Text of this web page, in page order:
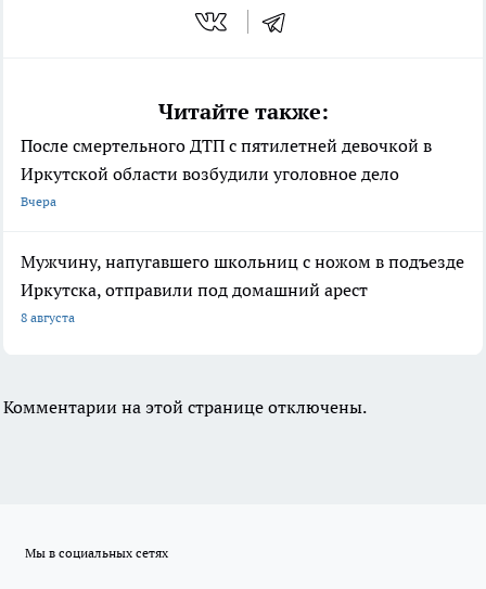
Читайте также:
После смертельного ДТП с пятилетней девочкой в
Иркутской области возбудили уголовное дело
Вчера
Мужчину, напугавшего школьниц с ножом в подъезде
Иркутска, отправили под домашний арест
8 августа
Комментарии на этой странице отключены.
Мы в социальных сетях